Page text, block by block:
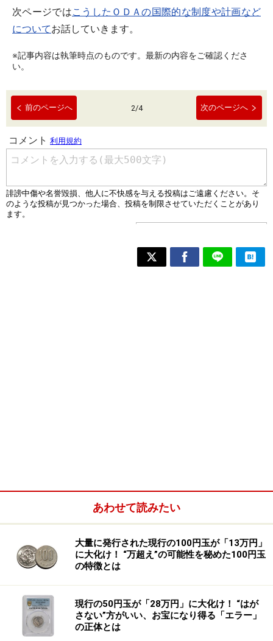
次ページではこうしたＯＤＡの国際的な制度や計画など
についてお話していきます。
※記事内容は執筆時点のものです。最新の内容をご確認くださ
い。
前のページへ 2/4 次のページへ
あわせて読みたい
大量に発行された現行の100円玉が「13万円」
に大化け！ “万超え”の可能性を秘めた100円玉
の特徴とは
現行の50円玉が「28万円」に大化け！ “はが
さない”方がいい、お宝になり得る「エラー」
の正体とは